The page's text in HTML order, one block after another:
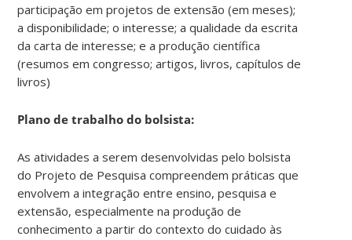
participação em projetos de extensão (em meses);
a disponibilidade; o interesse; a qualidade da escrita
da carta de interesse; e a produção científica
(resumos em congresso; artigos, livros, capítulos de
livros)
Plano de trabalho do bolsista:
As atividades a serem desenvolvidas pelo bolsista
do Projeto de Pesquisa compreendem práticas que
envolvem a integração entre ensino, pesquisa e
extensão, especialmente na produção de
conhecimento a partir do contexto do cuidado às